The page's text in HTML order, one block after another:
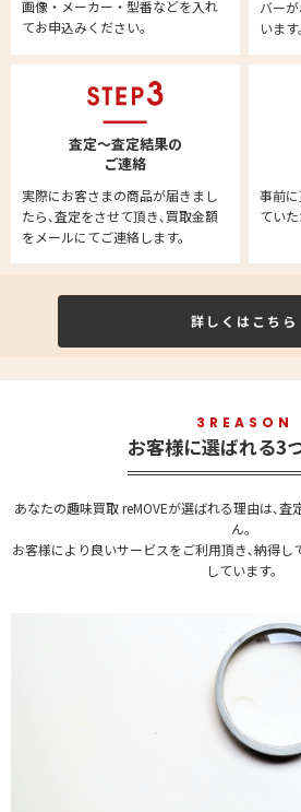
画像・メーカー・型番などを入れ
てお申込みください。
バー
います。
査定～査定結果の
ご連絡
実際にお客さまの商品が届きまし
たら､査定をさせて頂き､買取金額
をメールにてご連絡します。
事前
ていた
詳しくはこちら
3REASON
お客様に選ばれる3
あなたの趣味買取 reMOVEが選ばれる理由は､
ん。
お客様により良いサービスをご利用頂き､納得
しています。